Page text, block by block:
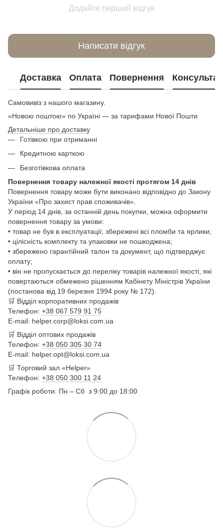
Додайте перший відгук
Написати відгук
Доставка Оплата Повернення
Самовивіз з нашого магазину.
«Новою поштою» по Україні — за тарифами Нової Пошти
Детальніше про доставку
Готівкою при отриманні
Кредитною карткою
Безготівкова оплата
Повернення товару належної якості протягом 14 днів
Повернення товару може бути виконано відповідно до Закону
України «Про захист прав споживачів».
У період 14 днів, за останній день покупки, можна оформити
повернення товару за умови:
• товар не був в експлуатації; збережені всі пломби та ярлики;
• цілісність комплекту та упаковки не пошкоджена;
• збережено гарантійний талон та документ, що підтверджує
оплату;
• він не пропускається до переліку товарів належної якості, які
повертаються обмежено рішенням Кабінету Міністрів України
(постанова від 19 березня 1994 року № 172).
🛒 Відділ корпоративних продажів
Телефон: +38 067 579 91 75
E-mail: helper.corp@loksi.com.ua
🛒 Відділ оптових продажів
Телефон: +38 050 305 30 74
E-mail: helper.opt@loksi.com.ua
🛒 Торговий зал «Helper»
Телефон: +38 050 300 11 24
Графік роботи: Пн – Сб з 9:00 до 18:00